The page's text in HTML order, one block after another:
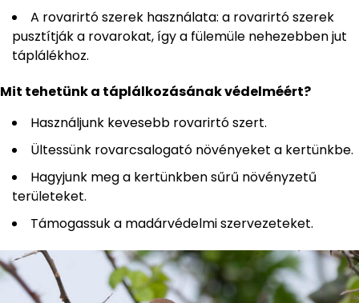
A rovarirtó szerek használata: a rovarirtó szerek
pusztítják a rovarokat, így a fülemüle nehezebben jut
táplálékhoz.
Mit tehetünk a táplálkozásának védelméért?
Használjunk kevesebb rovarirtó szert.
Ültessünk rovarcsalogató növényeket a kertünkbe.
Hagyjunk meg a kertünkben sűrű növényzetű
területeket.
Támogassuk a madárvédelmi szervezeteket.